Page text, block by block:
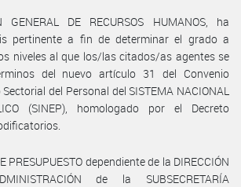
GENERAL DE RECURSOS HUMANOS, ha
pertinente a fin de determinar el grado a
niveles al que los/las citados/as agentes se
del nuevo artículo 31 del Convenio
del Personal del SISTEMA NACIONAL
(SINEP), homologado por el Decreto
PRESUPUESTO dependiente de la DIRECCIÓN
de la SUBSECRETARÍA